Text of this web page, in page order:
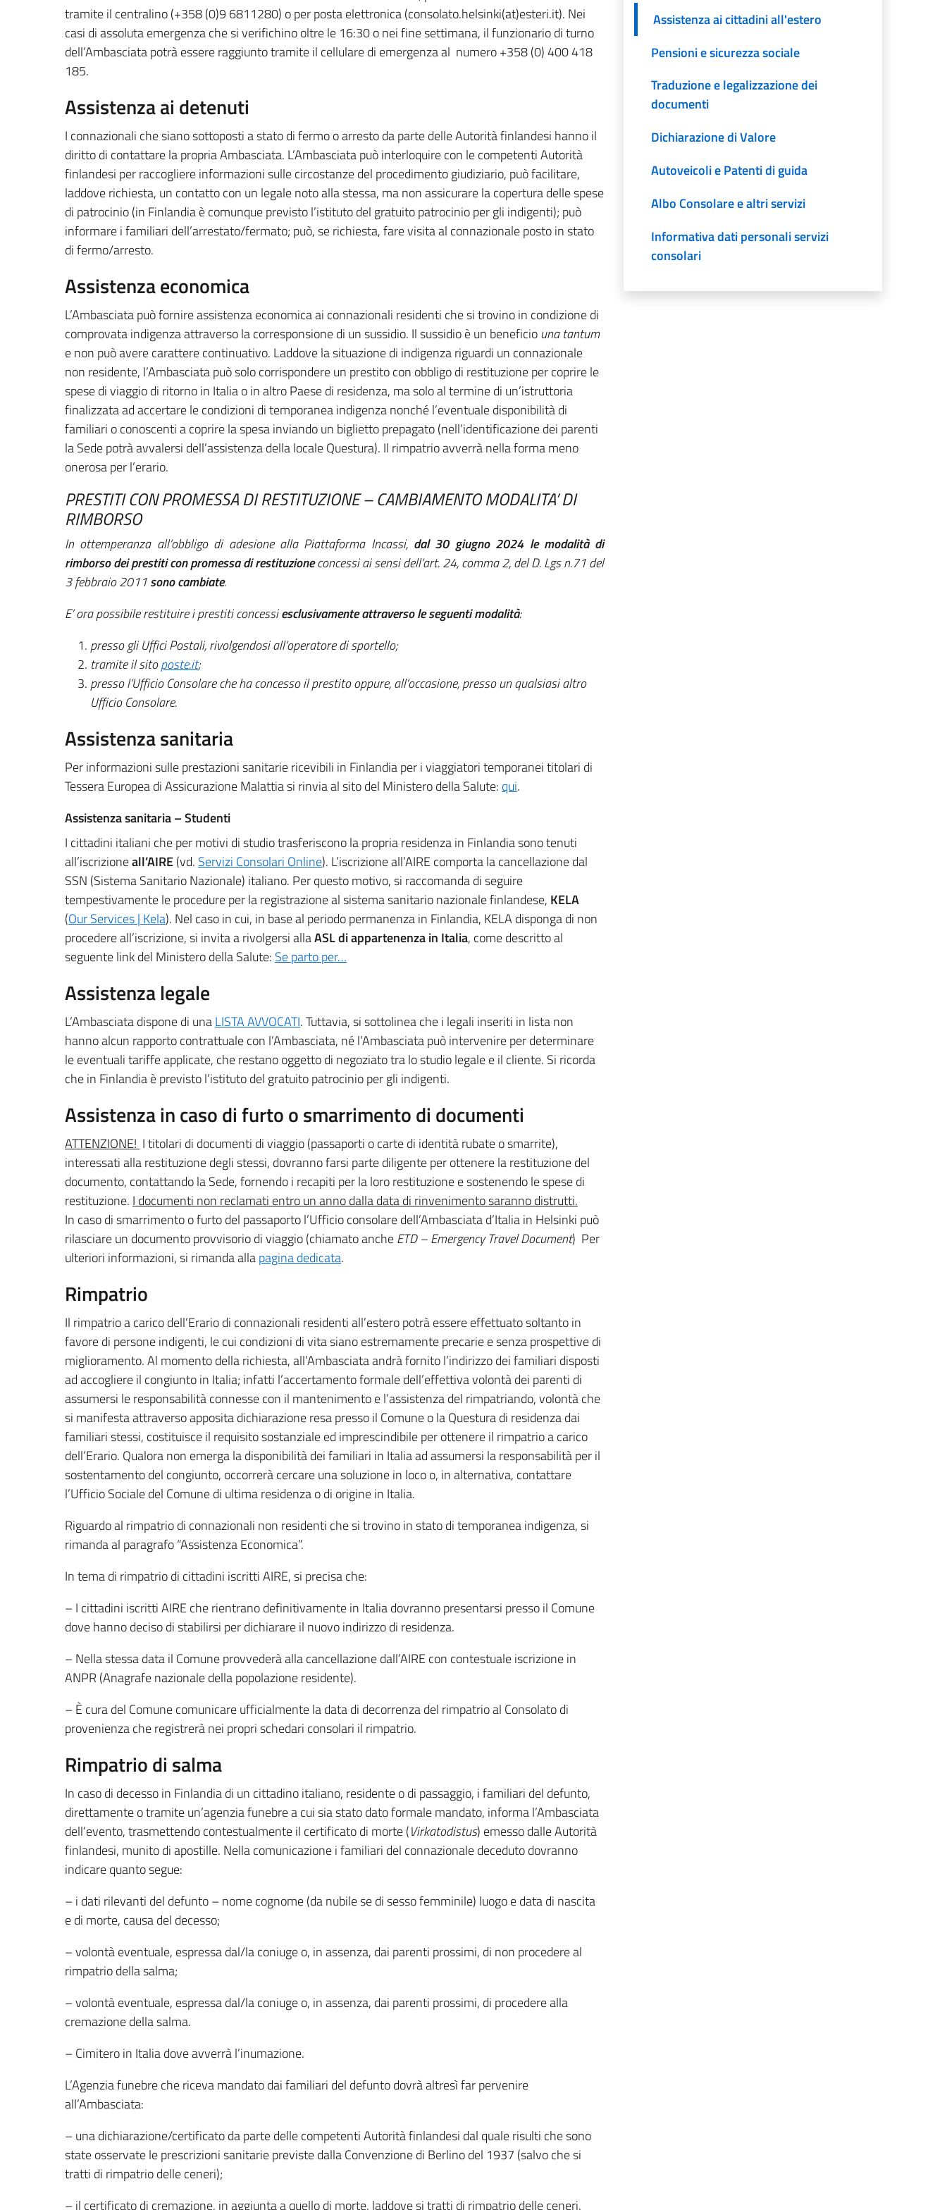
tramite il centralino (+358 (0)9 6811280) o per posta elettronica (consolato.helsinki(at)esteri.it). Nei
casi di assoluta emergenza che si verifichino oltre le 16:30 o nei fine settimana, il funzionario di turno
dell’Ambasciata potrà essere raggiunto tramite il cellulare di emergenza al numero +358 (0) 400 418
185.
Assistenza ai detenuti
I connazionali che siano sottoposti a stato di fermo o arresto da parte delle Autorità finlandesi hanno il
diritto di contattare la propria Ambasciata. L’Ambasciata può interloquire con le competenti Autorità
finlandesi per raccogliere informazioni sulle circostanze del procedimento giudiziario, può facilitare,
laddove richiesta, un contatto con un legale noto alla stessa, ma non assicurare la copertura delle spese
di patrocinio (in Finlandia è comunque previsto l’istituto del gratuito patrocinio per gli indigenti); può
informare i familiari dell’arrestato/fermato; può, se richiesta, fare visita al connazionale posto in stato
di fermo/arresto.
Assistenza economica
L’Ambasciata può fornire assistenza economica ai connazionali residenti che si trovino in condizione di
comprovata indigenza attraverso la corresponsione di un sussidio. Il sussidio è un beneficiouna tantum
e non può avere carattere continuativo. Laddove la situazione di indigenza riguardi un connazionale
non residente, l’Ambasciata può solo corrispondere un prestito con obbligo di restituzione per coprire le
spese di viaggio di ritorno in Italia o in altro Paese di residenza, ma solo al termine di un’istruttoria
finalizzata ad accertare le condizioni di temporanea indigenza nonché l’eventuale disponibilità di
familiari o conoscenti a coprire la spesa inviando un biglietto prepagato (nell’identificazione dei parenti
la Sede potrà avvalersi dell’assistenza della locale Questura). Il rimpatrio avverrà nella forma meno
onerosa per l’erario.
PRESTITI CON PROMESSA DI RESTITUZIONE – CAMBIAMENTO MODALITA’ DI
RIMBORSO
In ottemperanza all’obbligo di adesione alla Piattaforma Incassi, dal 30 giugno 2024 le modalità di
rimborso dei prestiti con promessa di restituzioneconcessi ai sensi dell’art. 24, comma 2, del D. Lgs n.71 del
3 febbraio 2011sono cambiate.
E’ ora possibile restituire i prestiti concessiesclusivamente attraverso le seguenti modalità:
presso gli Uffici Postali, rivolgendosi all’operatore di sportello;
tramite il sitoposte.it;
presso l’Ufficio Consolare che ha concesso il prestito oppure, all’occasione, presso un qualsiasi altro
Ufficio Consolare.
Assistenza sanitaria
Per informazioni sulle prestazioni sanitarie ricevibili in Finlandia per i viaggiatori temporanei titolari di
Tessera Europea di Assicurazione Malattia si rinvia al sito del Ministero della Salute: qui.
Assistenza sanitaria – Studenti
I cittadini italiani che per motivi di studio trasferiscono la propria residenza in Finlandia sono tenuti
all’iscrizioneall’AIRE(vd. Servizi Consolari Online). L’iscrizione all’AIRE comporta la cancellazione dal
SSN (Sistema Sanitario Nazionale) italiano. Per questo motivo, si raccomanda di seguire
tempestivamente le procedure per la registrazione al sistema sanitario nazionale finlandese, KELA
(Our Services | Kela). Nel caso in cui, in base al periodo permanenza in Finlandia, KELA disponga di non
procedere all’iscrizione, si invita a rivolgersi allaASL di appartenenza in Italia, come descritto al
seguente link del Ministero della Salute: Se parto per…
Assistenza legale
L’Ambasciata dispone di unaLISTA AVVOCATI. Tuttavia, si sottolinea che i legali inseriti in lista non
hanno alcun rapporto contrattuale con l’Ambasciata, né l’Ambasciata può intervenire per determinare
le eventuali tariffe applicate, che restano oggetto di negoziato tra lo studio legale e il cliente. Si ricorda
che in Finlandia è previsto l’istituto del gratuito patrocinio per gli indigenti.
Assistenza in caso di furto o smarrimento di documenti
ATTENZIONE! I titolari di documenti di viaggio (passaporti o carte di identità rubate o smarrite),
interessati alla restituzione degli stessi, dovranno farsi parte diligente per ottenere la restituzione del
documento, contattando la Sede, fornendo i recapiti per la loro restituzione e sostenendo le spese di
restituzione. I documenti non reclamati entro un anno dalla data di rinvenimento saranno distrutti.
In caso di smarrimento o furto del passaporto l’Ufficio consolare dell’Ambasciata d’Italia in Helsinki può
rilasciare un documento provvisorio di viaggio (chiamato ancheETD – Emergency Travel Document) Per
ulteriori informazioni, si rimanda allapagina dedicata.
Rimpatrio
Il rimpatrio a carico dell’Erario di connazionali residenti all’estero potrà essere effettuato soltanto in
favore di persone indigenti, le cui condizioni di vita siano estremamente precarie e senza prospettive di
miglioramento. Al momento della richiesta, all’Ambasciata andrà fornito l’indirizzo dei familiari disposti
ad accogliere il congiunto in Italia; infatti l’accertamento formale dell’effettiva volontà dei parenti di
assumersi le responsabilità connesse con il mantenimento e l’assistenza del rimpatriando, volontà che
si manifesta attraverso apposita dichiarazione resa presso il Comune o la Questura di residenza dai
familiari stessi, costituisce il requisito sostanziale ed imprescindibile per ottenere il rimpatrio a carico
dell’Erario. Qualora non emerga la disponibilità dei familiari in Italia ad assumersi la responsabilità per il
sostentamento del congiunto, occorrerà cercare una soluzione in loco o, in alternativa, contattare
l’Ufficio Sociale del Comune di ultima residenza o di origine in Italia.
Riguardo al rimpatrio di connazionali non residenti che si trovino in stato di temporanea indigenza, si
rimanda al paragrafo “Assistenza Economica”.
In tema di rimpatrio di cittadini iscritti AIRE, si precisa che:
– I cittadini iscritti AIRE che rientrano definitivamente in Italia dovranno presentarsi presso il Comune
dove hanno deciso di stabilirsi per dichiarare il nuovo indirizzo di residenza.
– Nella stessa data il Comune provvederà alla cancellazione dall’AIRE con contestuale iscrizione in
ANPR (Anagrafe nazionale della popolazione residente).
– È cura del Comune comunicare ufficialmente la data di decorrenza del rimpatrio al Consolato di
provenienza che registrerà nei propri schedari consolari il rimpatrio.
Rimpatrio di salma
In caso di decesso in Finlandia di un cittadino italiano, residente o di passaggio, i familiari del defunto,
direttamente o tramite un’agenzia funebre a cui sia stato dato formale mandato, informa l’Ambasciata
dell’evento, trasmettendo contestualmente il certificato di morte (Virkatodistus) emesso dalle Autorità
finlandesi, munito di apostille. Nella comunicazione i familiari del connazionale deceduto dovranno
indicare quanto segue:
– i dati rilevanti del defunto – nome cognome (da nubile se di sesso femminile) luogo e data di nascita
e di morte, causa del decesso;
– volontà eventuale, espressa dal/la coniuge o, in assenza, dai parenti prossimi, di non procedere al
rimpatrio della salma;
– volontà eventuale, espressa dal/la coniuge o, in assenza, dai parenti prossimi, di procedere alla
cremazione della salma.
– Cimitero in Italia dove avverrà l’inumazione.
L’Agenzia funebre che riceva mandato dai familiari del defunto dovrà altresì far pervenire
all’Ambasciata:
– una dichiarazione/certificato da parte delle competenti Autorità finlandesi dal quale risulti che sono
state osservate le prescrizioni sanitarie previste dalla Convenzione di Berlino del 1937 (salvo che si
tratti di rimpatrio delle ceneri);
– il certificato di cremazione, in aggiunta a quello di morte, laddove si tratti di rimpatrio delle ceneri.
Assistenza ai cittadini all'estero
Pensioni e sicurezza sociale
Traduzione e legalizzazione dei
documenti
Dichiarazione di Valore
Autoveicoli e Patenti di guida
Albo Consolare e altri servizi
Informativa dati personali servizi
consolari